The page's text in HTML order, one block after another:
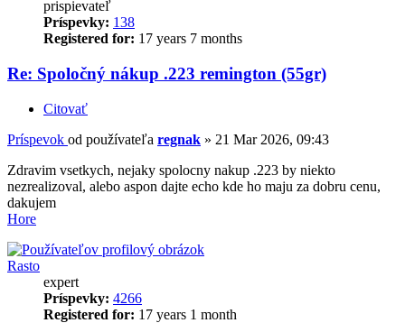
prispievateľ
Príspevky: 138
Registered for: 17 years 7 months
Re: Spoločný nákup .223 remington (55gr)
Citovať
Príspevok od používateľa regnak » 21 Mar 2026, 09:43
Zdravim vsetkych, nejaky spolocny nakup .223 by niekto
nezrealizoval, alebo aspon dajte echo kde ho maju za dobru cenu,
dakujem
Hore
Rasto
expert
Príspevky: 4266
Registered for: 17 years 1 month